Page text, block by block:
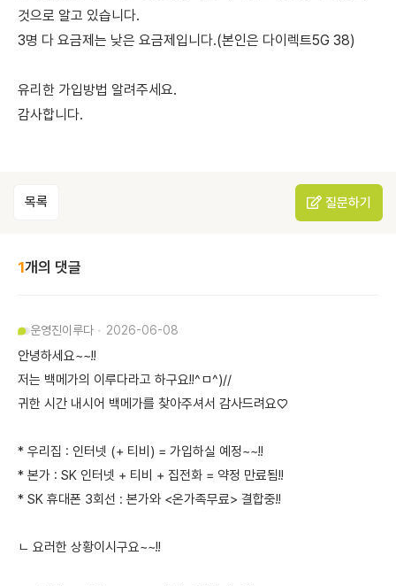
것으로 알고 있습니다.
3명 다 요금제는 낮은 요금제입니다.(본인은 다이렉트5G 38)
유리한 가입방법 알려주세요.
감사합니다.
목록 질문하기
1개의 댓글
운영진이루다 2026-06-08
안녕하세요~~!!
저는 백메가의 이루다라고 하구요!!^ㅁ^)//
귀한 시간 내시어 백메가를 찾아주셔서 감사드려요♡
* 우리집 : 인터넷 (+ 티비) = 가입하실 예정~~!!
* 본가 : SK 인터넷 + 티비 + 집전화 = 약정 만료됨!!
* SK 휴대폰 3회선 : 본가와 <온가족무료> 결합중!!
ㄴ 요러한 상황이시구요~~!!